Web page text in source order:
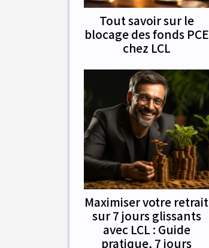
Tout savoir sur le
blocage des fonds PCE
chez LCL
Maximiser votre retrait
sur 7 jours glissants
avec LCL : Guide
pratique, 7 jours